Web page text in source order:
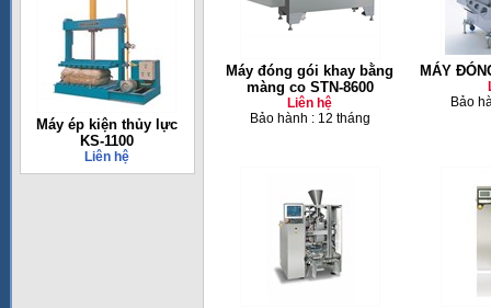
Máy ép kiện thủy lực
KS-1100
Liên hệ
Máy đóng gói khay bằng
màng co STN-8600
Liên hệ
Bảo hành : 12 tháng
MÁY
Bảo